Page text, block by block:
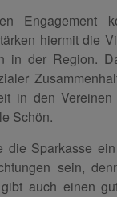
Engagement
hiermit die
in der Region.
in den
Schön.
die Sparkasse
sein,
auch einen